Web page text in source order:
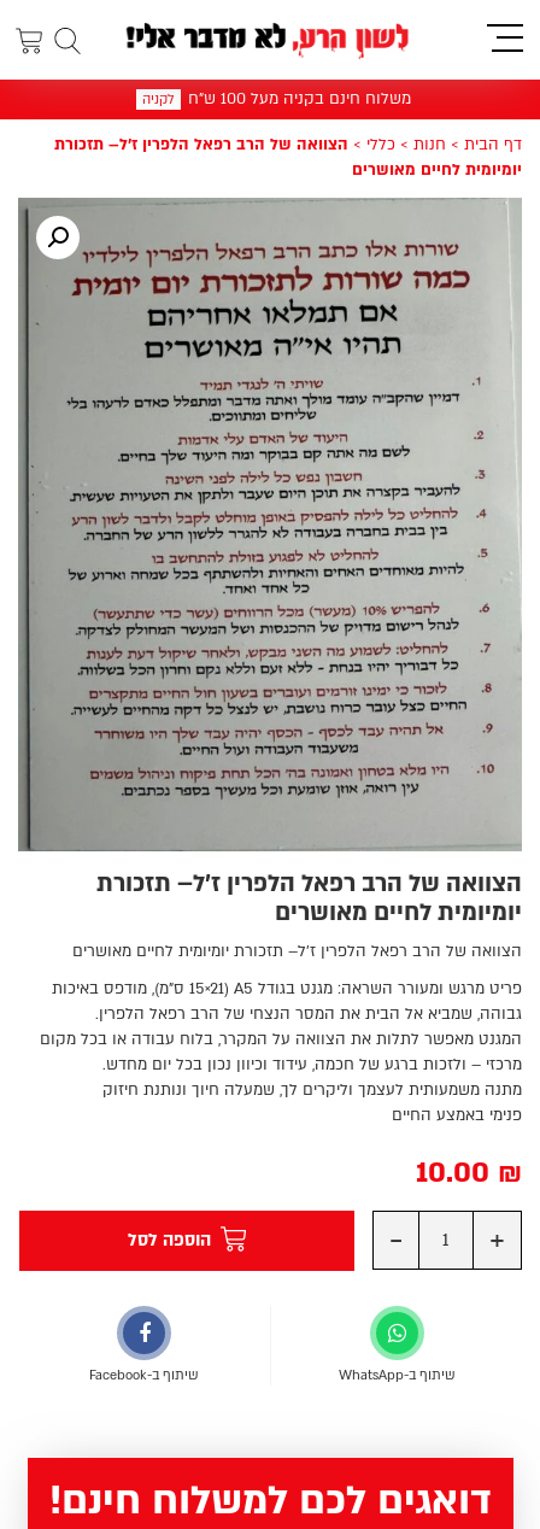
תפריט
משלוח חינם בקניה מעל 100 ש"ח לקניה
דף הבית > חנות > כללי > הצוואה של הרב רפאל הלפרין ז׳ל– תזכורת
יומיומית לחיים מאושרים
הצוואה של הרב רפאל הלפרין ז׳ל– תזכורת
יומיומית לחיים מאושרים
הצוואה של הרב רפאל הלפרין ז׳ל– תזכורת יומיומית לחיים מאושרים
פריט מרגש ומעורר השראה: מגנט בגודל A5 (15×21 ס”מ), מודפס באיכות
גבוהה, שמביא אל הבית את המסר הנצחי של הרב רפאל הלפרין.
המגנט מאפשר לתלות את הצוואה על המקרר, בלוח עבודה או בכל מקום
מרכזי – ולזכות ברגע של חכמה, עידוד וכיוון נכון בכל יום מחדש.
מתנה משמעותית לעצמך וליקרים לך, שמעלה חיוך ונותנת חיזוק
פנימי באמצע החיים
10.00 ₪
+
- הוספה לסל
שיתוף ב-WhatsApp שיתוף ב-Facebook
דואגים לכם למשלוח חינם!